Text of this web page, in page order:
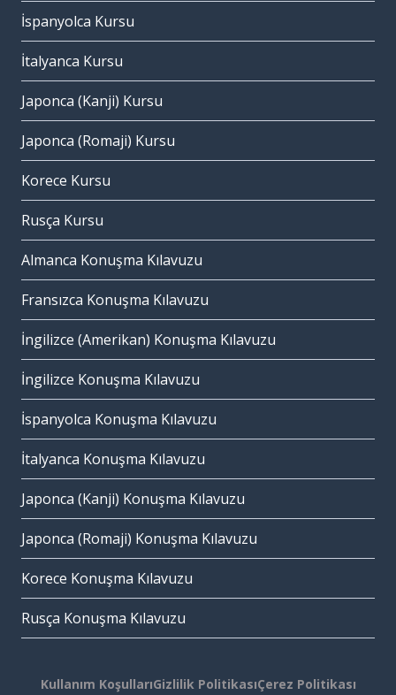
İspanyolca Kursu
İtalyanca Kursu
Japonca (Kanji) Kursu
Japonca (Romaji) Kursu
Korece Kursu
Rusça Kursu
Almanca Konuşma Kılavuzu
Fransızca Konuşma Kılavuzu
İngilizce (Amerikan) Konuşma Kılavuzu
İngilizce Konuşma Kılavuzu
İspanyolca Konuşma Kılavuzu
İtalyanca Konuşma Kılavuzu
Japonca (Kanji) Konuşma Kılavuzu
Japonca (Romaji) Konuşma Kılavuzu
Korece Konuşma Kılavuzu
Rusça Konuşma Kılavuzu
Kullanım KoşullarıGizlilik PolitikasıÇerez Politikası